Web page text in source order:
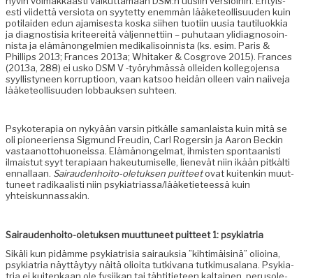
es­ti viidet­tä ver­sio­ta on syytet­ty enem­män lääke­te­ol­lisu­u­den kuin
poti­laiden edun ajamis­es­ta kos­ka siihen tuoti­in uusia tau­tilu­okkia
ja diag­nos­tisia kri­teere­itä väl­jen­net­ti­in – puhutaan ylidi­ag­nosoin­
nista ja elämänon­gelmien medikalisoin­nista (ks. esim. Paris &
Phillips 2013; Frances 2013a; Whitak­er & Cos­grove 2015). Frances
(2013a, 288) ei usko DSM V ‑työryh­mässä ollei­den kol­le­go­jen­sa
syyl­listyneen kor­rup­tioon, vaan kat­soo hei­dän olleen vain nai­ive­ja
lääke­te­ol­lisu­u­den lob­bauk­sen suhteen.
Psykoter­apia on nykyään varsin pitkälle saman­laista kuin mitä se
oli pio­nee­rien­sa Sig­mund Freudin, Carl Rogersin ja Aaron Beckin
vas­taan­ot­to­huoneis­sa. Elämänon­gel­mat, ihmis­ten spon­taanisti
ilmais­tut syyt ter­api­aan hakeu­tu­miselle, lienevät niin ikään pitkälti
ennal­laan. Sairau­den­hoito-ole­tuk­sen puit­teetovat kuitenkin muut­
tuneet radikaal­isti niin psykiatriassa/lääketieteessä kuin
yhteiskunnassakin.
Sairau­den­hoito-ole­tuk­sen muut­tuneet puit­teet 1: psykiatria
Sikäli kun pidämme psyki­a­trisia sairauk­sia ”kih­timäis­inä” olioina,
psyki­a­tria näyt­täy­tyy näitä olioi­ta tutki­vana tutkimusalana. Psyki­a­